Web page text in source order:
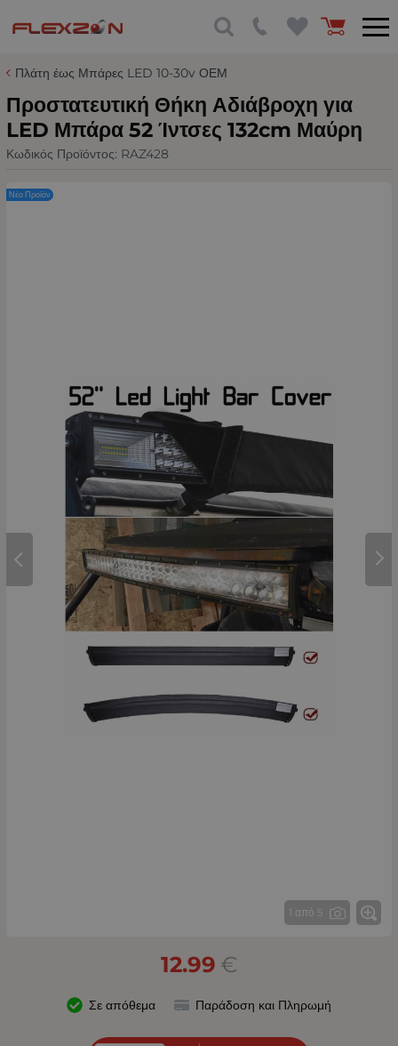
Πλάτη έως Μπάρες LED 10-30v ΟΕΜ
Προστατευτική Θήκη Αδιάβροχη για
LED Μπάρα 52 Ίντσες 132cm Μαύρη
Κωδικός Προϊόντος: RAZ428
1 από 5
Νέο Προϊόν
12.99 €
Σε απόθεμα Παράδοση και Πληρωμή